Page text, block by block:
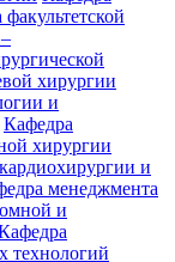
хирургии
и
Кафедра
хирургии
и
менеджмента
и
технологий